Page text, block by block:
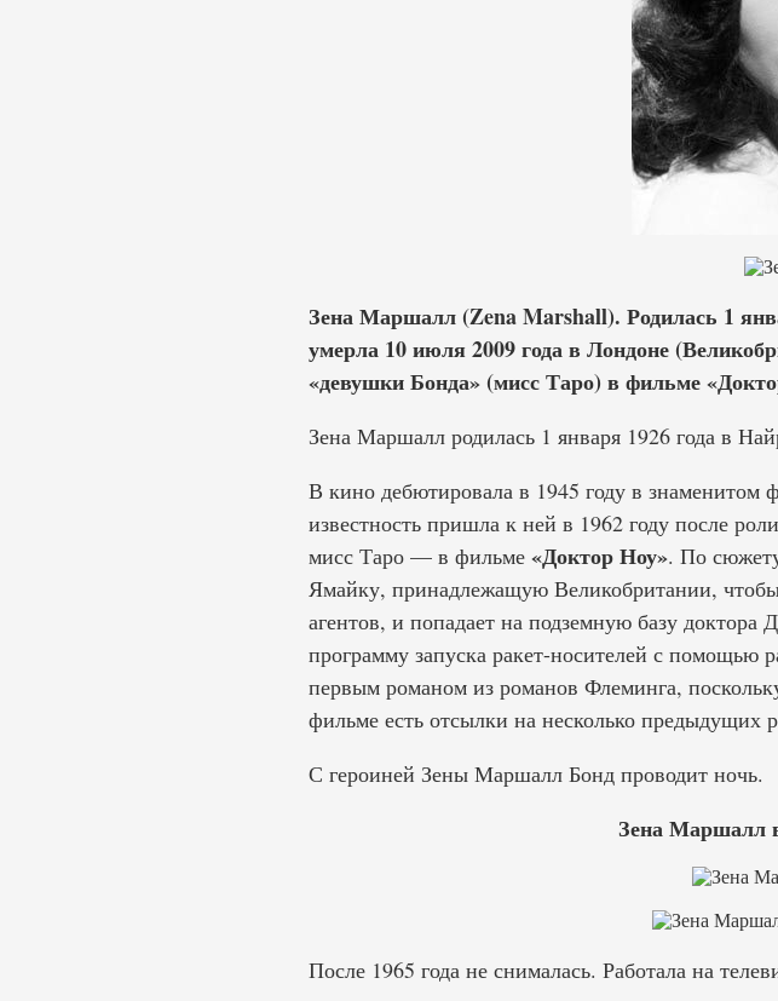
Зена Маршалл (Zena Marshall). Родилась 1
умерла 10 июля 2009 года в Лондоне
«девушки Бонда» (мисс Таро) в фильме
Зена Маршалл родилась 1 января 1926 года в
В кино дебютировала в 1945 году в
известность пришла к ней в 1962 году после
мисс Таро — в фильме «Доктор Ноу». По
Ямайку, принадлежащую Великобритании, чтобы
агентов, и попадает на подземную базу
программу запуска ракет-носителей с помощью
первым романом из романов Флеминга,
фильме есть отсылки на несколько предыдущих
С героиней Зены Маршалл Бонд проводит ночь.
Зена Маршалл
После 1965 года не снималась. Работала на